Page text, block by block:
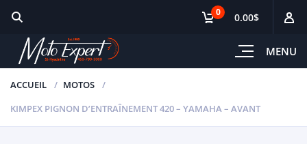
MENU
0 0.00$
ACCUEIL
MOTOS
KIMPEX PIGNON D’ENTRAÎNEMENT 420 – YAMAHA – AVANT